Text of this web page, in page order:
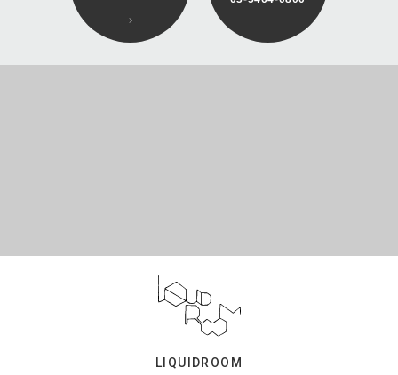
LIQUIDROOM